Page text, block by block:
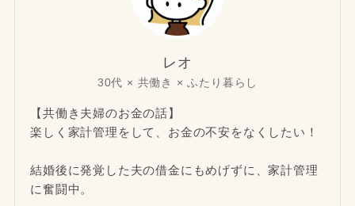
レオ
30代 × 共働き × ふたり暮らし
【共働き夫婦のお金の話】
楽しく家計管理をして、お金の不安をなくしたい！
結婚後に発覚した夫の借金にもめげずに、家計管理
に奮闘中。